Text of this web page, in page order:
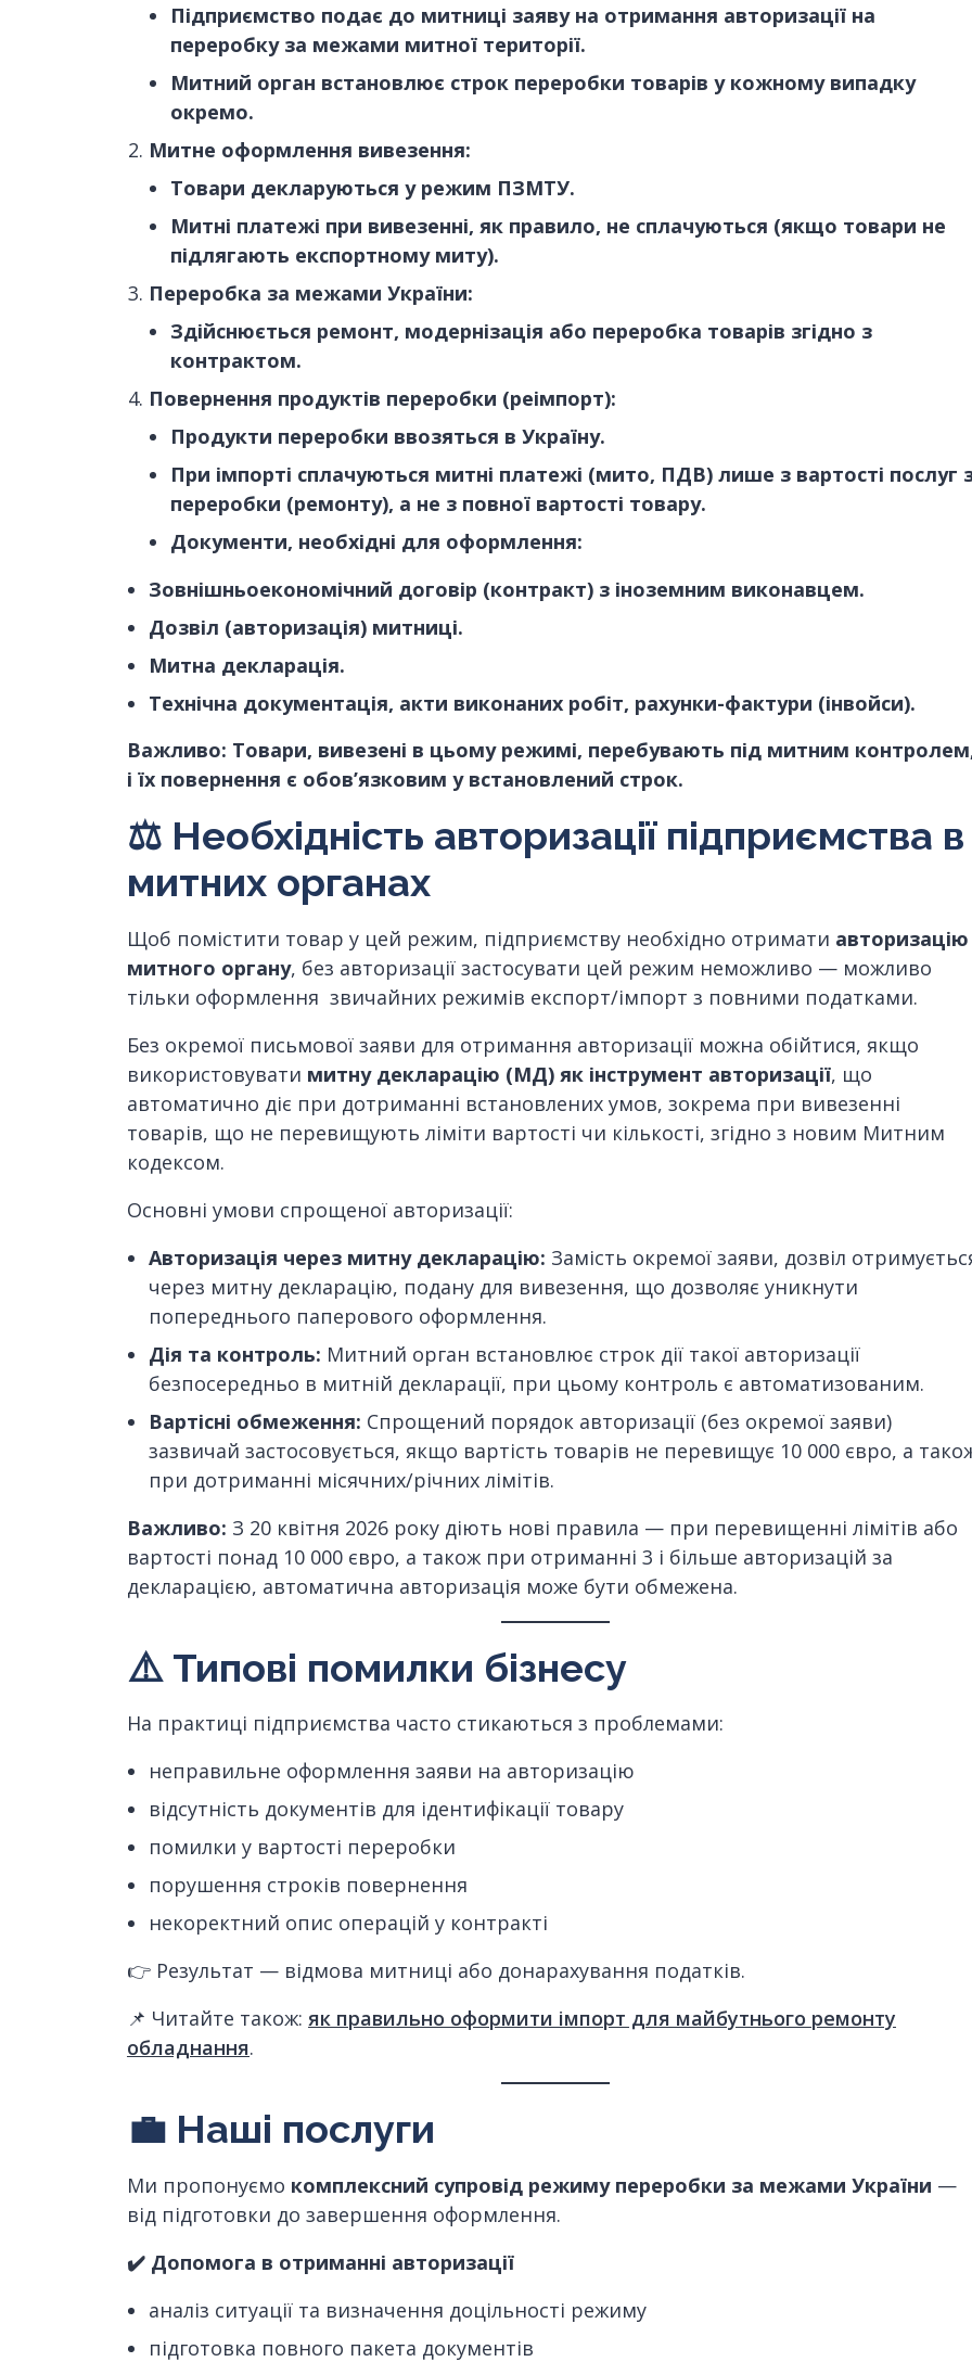
Підприємство подає до митниці заяву на отримання авторизації на
переробку за межами митної території.
Митний орган встановлює строк переробки товарів у кожному випадку
окремо.
Митне оформлення вивезення:
Товари декларуються у режим ПЗМТУ.
Митні платежі при вивезенні, як правило, не сплачуються (якщо товари не
підлягають експортному миту).
Переробка за межами України:
Здійснюється ремонт, модернізація або переробка товарів згідно з
контрактом.
Повернення продуктів переробки (реімпорт):
Продукти переробки ввозяться в Україну.
При імпорті сплачуються митні платежі (мито, ПДВ) лише з вартості послуг
переробки (ремонту), а не з повної вартості товару.
Документи, необхідні для оформлення:
Зовнішньоекономічний договір (контракт) з іноземним виконавцем.
Дозвіл (авторизація) митниці.
Митна декларація.
Технічна документація, акти виконаних робіт, рахунки-фактури (інвойси).
Важливо: Товари, вивезені в цьому режимі, перебувають під митним
і їх повернення є обов’язковим у встановлений строк.
⚖ ️ Необхідність авторизації підприємства в
митних органах
Щоб помістити товар у цей режим, підприємству необхідно отримати авторизацію
митного органу, без авторизації застосувати цей режим неможливо — можливо
тільки оформлення звичайних режимів експорт/імпорт з повними податками.
Без окремої письмової заяви для отримання авторизації можна обійтися, якщо
використовувати митну декларацію (МД) як інструмент авторизації, що
автоматично діє при дотриманні встановлених умов, зокрема при вивезенні
товарів, що не перевищують ліміти вартості чи кількості, згідно з новим Митним
кодексом.
Основні умови спрощеної авторизації:
Авторизація через митну декларацію: Замість окремої заяви, дозвіл
через митну декларацію, подану для вивезення, що дозволяє уникнути
попереднього паперового оформлення.
Дія та контроль: Митний орган встановлює строк дії такої авторизації
безпосередньо в митній декларації, при цьому контроль є автоматизованим.
Вартісні обмеження: Спрощений порядок авторизації (без окремої заяви)
зазвичай застосовується, якщо вартість товарів не перевищує 10 000 євро, а
при дотриманні місячних/річних лімітів.
Важливо: З 20 квітня 2026 року діють нові правила — при перевищенні лімітів або
вартості понад 10 000 євро, а також при отриманні 3 і більше авторизацій за
декларацією, автоматична авторизація може бути обмежена.
⚠ ️ Типові помилки бізнесу
На практиці підприємства часто стикаються з проблемами:
неправильне оформлення заяви на авторизацію
відсутність документів для ідентифікації товару
помилки у вартості переробки
порушення строків повернення
некоректний опис операцій у контракті
👉 Результат — відмова митниці або донарахування податків.
📌 Читайте також: як правильно оформити імпорт для майбутнього ремонту
обладнання.
💼 Наші послуги
Ми пропонуємо комплексний супровід режиму переробки за межами України —
від підготовки до завершення оформлення.
✔ ️ Допомога в отриманні авторизації
аналіз ситуації та визначення доцільності режиму
підготовка повного пакета документів